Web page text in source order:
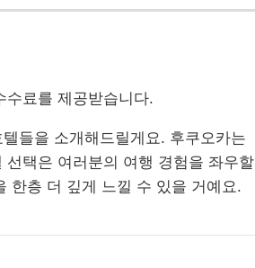
수료를 제공받습니다.
들을 소개해드릴게요. 후쿠오카는
택은 여러분의 여행 경험을 좌우할
한층 더 깊게 느낄 수 있을 거예요.